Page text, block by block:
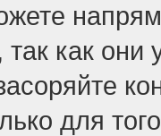
как
для